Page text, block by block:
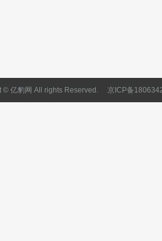
© 亿豹网 All rights Reserved. 京ICP备